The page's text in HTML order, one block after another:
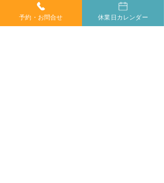
予約・お問合せ 休業日カレンダー